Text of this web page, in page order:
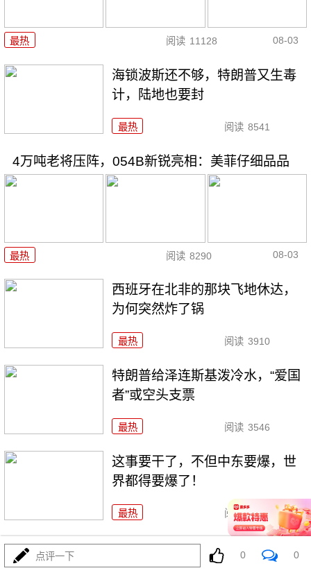
最热 阅读 11128 08-03
海锁波斯还不够，特朗普又生毒
计，陆地也要封
最热 阅读 8541
4万吨老将压阵，054B新锐亮相：美菲仔细品品
最热 阅读 8290 08-03
西班牙在北非的那块飞地休达，
为何突然炸了锅
最热 阅读 3910
特朗普给泽连斯基泼冷水，“爱国
者”或空头支票
最热 阅读 3546
这事要干了，不但中东要爆，世
界都得要爆了！
最热 阅读 19431
全世界都倒吸一口凉气，特朗普
却在家偷偷P图？
点评一下 0 0